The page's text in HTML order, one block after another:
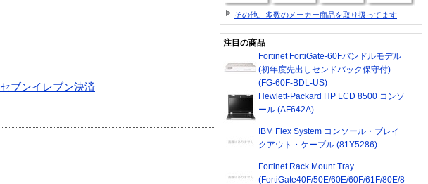
セブンイレブン決済
その他、多数のメーカー商品を取り扱ってます
注目の商品
Fortinet FortiGate-60Fバンドルモデル
(初年度先出しセンドバック保守付)
(FG-60F-BDL-US)
Hewlett-Packard HP LCD 8500 コンソ
ール (AF642A)
IBM Flex System コンソール・ブレイ
クアウト・ケーブル (81Y5286)
Fortinet Rack Mount Tray
(FortiGate40F/50E/60E/60F/61F/80E/8